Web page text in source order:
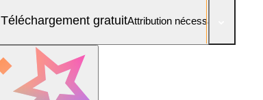
Téléchargement gratuitAttribution nécessaire